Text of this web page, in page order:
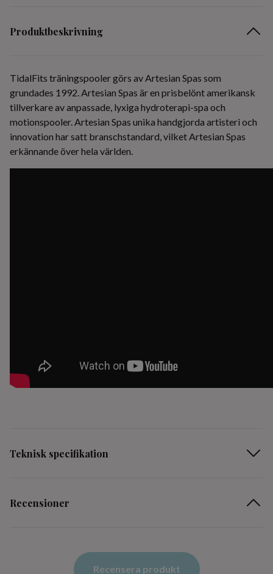
Produktbeskrivning
TidalFits träningspooler görs av Artesian Spas som
grundades 1992. Artesian Spas är en prisbelönt amerikansk
tillverkare av anpassade, lyxiga hydroterapi-spa och
motionspooler. Artesian Spas unika handgjorda artisteri och
innovation har satt branschstandard, vilket Artesian Spas
erkännande över hela världen.
Teknisk specifikation
Recensioner
Recensera produkt